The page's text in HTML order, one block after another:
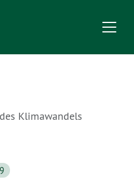
Klimawandels